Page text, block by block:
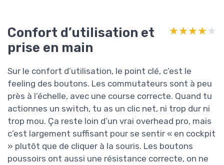
Confort d’utilisation et
prise en main
★★★★★
★★★★★
Sur le confort d’utilisation, le point clé, c’est le
feeling des boutons. Les commutateurs sont à peu
près à l’échelle, avec une course correcte. Quand tu
actionnes un switch, tu as un clic net, ni trop dur ni
trop mou. Ça reste loin d’un vrai overhead pro, mais
c’est largement suffisant pour se sentir « en cockpit
» plutôt que de cliquer à la souris. Les boutons
poussoirs ont aussi une résistance correcte, on ne